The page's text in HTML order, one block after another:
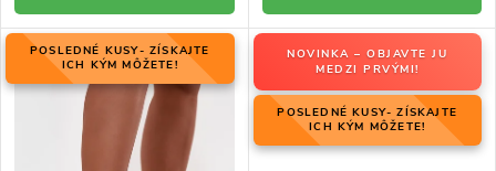
POSLEDNÉ KUSY- ZÍSKAJTE
ICH KÝM MÔŽETE!
NOVINKA – OBJAVTE JU
MEDZI PRVÝMI!
POSLEDNÉ KUSY- ZÍSKAJTE
ICH KÝM MÔŽETE!